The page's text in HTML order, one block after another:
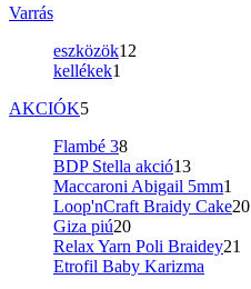
Varrás
eszközök12
kellékek1
AKCIÓK5
Flambé 38
BDP Stella akció13
Maccaroni Abigail 5mm1
Loop'nCraft Braidy Cake20
Giza piú20
Relax Yarn Poli Braidey21
Etrofil Baby Karizma